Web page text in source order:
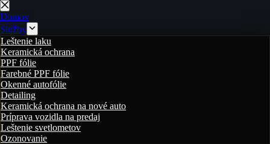
Skip
to
content
Domov
Služby
Leštenie laku
Keramická ochrana
PPF fólie
Farebné PPF fólie
Okenné autofólie
Detailing
Keramická ochrana na nové auto
Príprava vozidla na predaj
Leštenie svetlometov
Ozonovanie